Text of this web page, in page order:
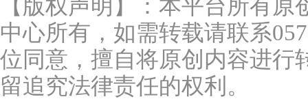
【版权声明】：本平台所有
中心所有，如需转载请联系
位同意，擅自将原创内容进行
留追究法律责任的权利。